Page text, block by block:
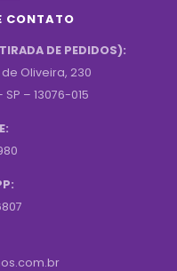
CONTATO
DE PEDIDOS):
Oliveira, 230
– 13076-015